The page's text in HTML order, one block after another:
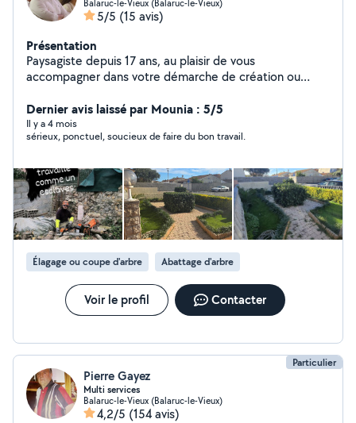
Balaruc-le-Vieux (Balaruc-le-Vieux)
5/5 (15 avis)
Présentation
Paysagiste depuis 17 ans, au plaisir de vous
accompagner dans votre démarche de création ou
contacter.
Dernier avis laissé par Mounia : 5/5
Il y a 4 mois
sérieux, ponctuel, soucieux de faire du bon travail.
Élagage ou coupe d'arbre Abattage d'arbre
Voir le profil Contacter
Particulier
Pierre Gayez
Multi services
Balaruc-le-Vieux (Balaruc-le-Vieux)
4,2/5 (154 avis)